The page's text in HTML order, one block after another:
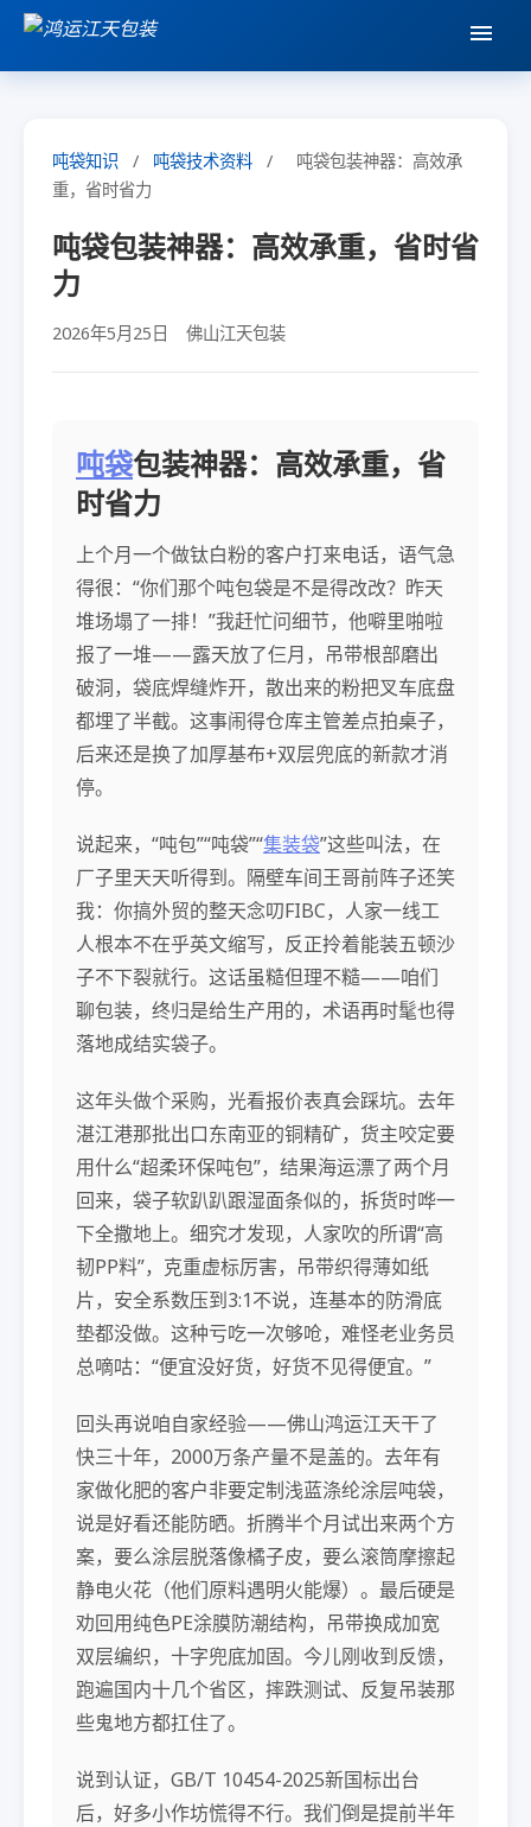
吨袋知识 / 吨袋技术资料 /
吨袋包装神器：高效承
重，省时省力
吨袋包装神器：高效承重，省时省
力
2026年5月25日 佛山江天包装
吨袋包装神器：高效承重，省
时省力
上个月一个做钛白粉的客户打来电话，语气急
得很：“你们那个吨包袋是不是得改改？昨天
堆场塌了一排！”我赶忙问细节，他噼里啪啦
报了一堆——露天放了仨月，吊带根部磨出
破洞，袋底焊缝炸开，散出来的粉把叉车底盘
都埋了半截。这事闹得仓库主管差点拍桌子，
后来还是换了加厚基布+双层兜底的新款才消
停。
说起来，“吨包”“吨袋”“集装袋”这些叫法，在
厂子里天天听得到。隔壁车间王哥前阵子还笑
我：你搞外贸的整天念叨FIBC，人家一线工
人根本不在乎英文缩写，反正拎着能装五顿沙
子不下裂就行。这话虽糙但理不糙——咱们
聊包装，终归是给生产用的，术语再时髦也得
落地成结实袋子。
这年头做个采购，光看报价表真会踩坑。去年
湛江港那批出口东南亚的铜精矿，货主咬定要
用什么“超柔环保吨包”，结果海运漂了两个月
回来，袋子软趴趴跟湿面条似的，拆货时哗一
下全撒地上。细究才发现，人家吹的所谓“高
韧PP料”，克重虚标厉害，吊带织得薄如纸
片，安全系数压到3:1不说，连基本的防滑底
垫都没做。这种亏吃一次够呛，难怪老业务员
总嘀咕：“便宜没好货，好货不见得便宜。”
回头再说咱自家经验——佛山鸿运江天干了
快三十年，2000万条产量不是盖的。去年有
家做化肥的客户非要定制浅蓝涤纶涂层吨袋，
说是好看还能防晒。折腾半个月试出来两个方
案，要么涂层脱落像橘子皮，要么滚筒摩擦起
静电火花（他们原料遇明火能爆）。最后硬是
劝回用纯色PE涂膜防潮结构，吊带换成加宽
双层编织，十字兜底加固。今儿刚收到反馈，
跑遍国内十几个省区，摔跌测试、反复吊装那
些鬼地方都扛住了。
说到认证，GB/T 10454-2025新国标出台
后，好多小作坊慌得不行。我们倒是提前半年